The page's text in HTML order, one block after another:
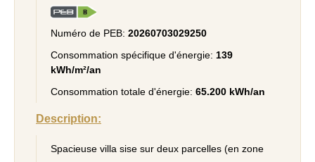
Numéro de PEB: 20260703029250
Consommation spécifique d'énergie: 139
kWh/m²/an
Consommation totale d'énergie: 65.200 kWh/an
Description:
Spacieuse villa sise sur deux parcelles (en zone